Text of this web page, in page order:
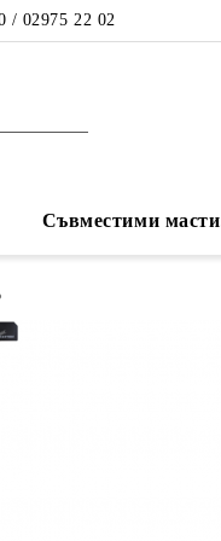
/ 02975 22 02
Съвместими